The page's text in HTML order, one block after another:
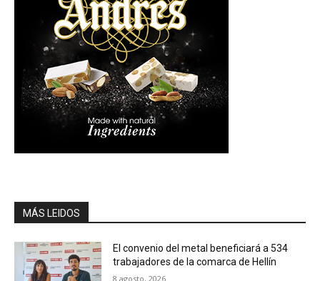
MÁS LEIDOS
El convenio del metal beneficiará a 534
trabajadores de la comarca de Hellín
8 agosto, 2026